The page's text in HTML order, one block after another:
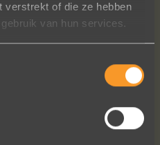
verstrekt of die ze hebben
van hun services.